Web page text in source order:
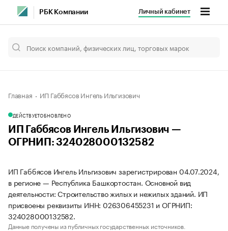
РБК Компании Личный кабинет
Главная ИП Габбясов Ингель Ильгизович
ДЕЙСТВУЕТОБНОВЛЕНО
ИП Габбясов Ингель Ильгизович —
ОГРНИП: 324028000132582
ИП Габбясов Ингель Ильгизович зарегистрирован 04.07.2024,
в регионе — Республика Башкортостан. Основной вид
деятельности: Строительство жилых и нежилых зданий. ИП
присвоены реквизиты ИНН: 026306455231 и ОГРНИП:
324028000132582.
Данные получены из публичных государственных источников.